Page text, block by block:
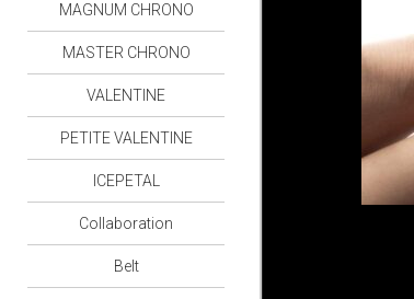
MAGNUM CHRONO
MASTER CHRONO
VALENTINE
PETITE VALENTINE
ICEPETAL
Collaboration
Belt